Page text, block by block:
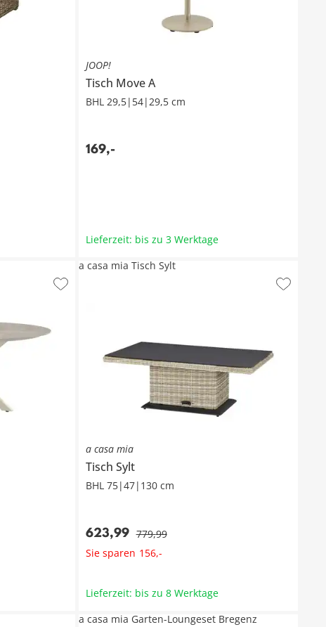
JOOP!
Tisch Move A
BHL 29,5|54|29,5 cm
169,-
Lieferzeit: bis zu 3 Werktage
a casa mia
Tisch Sylt
BHL 75|47|130 cm
623,99 779,99
Sie sparen 156,-
a casa mia Tisch Sylt
Lieferzeit: bis zu 8 Werktage
a casa mia Garten-Loungeset Bregenz